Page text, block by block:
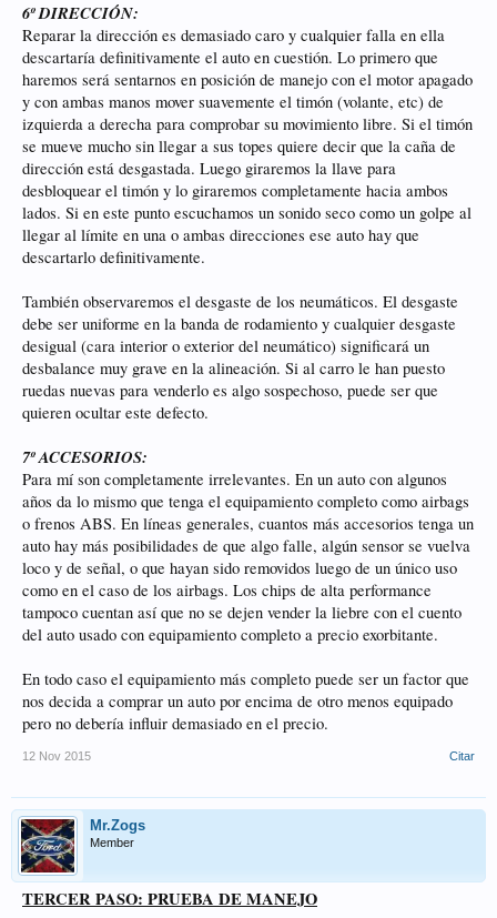
6º DIRECCIÓN:
Reparar la dirección es demasiado caro y cualquier falla en ella
descartaría definitivamente el auto en cuestión. Lo primero que
haremos será sentarnos en posición de manejo con el motor apagado
y con ambas manos mover suavemente el timón (volante, etc) de
izquierda a derecha para comprobar su movimiento libre. Si el timón
se mueve mucho sin llegar a sus topes quiere decir que la caña de
dirección está desgastada. Luego giraremos la llave para
desbloquear el timón y lo giraremos completamente hacia ambos
lados. Si en este punto escuchamos un sonido seco como un golpe al
llegar al límite en una o ambas direcciones ese auto hay que
descartarlo definitivamente.
También observaremos el desgaste de los neumáticos. El desgaste
debe ser uniforme en la banda de rodamiento y cualquier desgaste
desigual (cara interior o exterior del neumático) significará un
desbalance muy grave en la alineación. Si al carro le han puesto
ruedas nuevas para venderlo es algo sospechoso, puede ser que
quieren ocultar este defecto.
7º ACCESORIOS:
Para mí son completamente irrelevantes. En un auto con algunos
años da lo mismo que tenga el equipamiento completo como airbags
o frenos ABS. En líneas generales, cuantos más accesorios tenga un
auto hay más posibilidades de que algo falle, algún sensor se vuelva
loco y de señal, o que hayan sido removidos luego de un único uso
como en el caso de los airbags. Los chips de alta performance
tampoco cuentan así que no se dejen vender la liebre con el cuento
del auto usado con equipamiento completo a precio exorbitante.
En todo caso el equipamiento más completo puede ser un factor que
nos decida a comprar un auto por encima de otro menos equipado
pero no debería influir demasiado en el precio.
12 Nov 2015 Citar
Mr.Zogs
Member
TERCER PASO: PRUEBA DE MANEJO